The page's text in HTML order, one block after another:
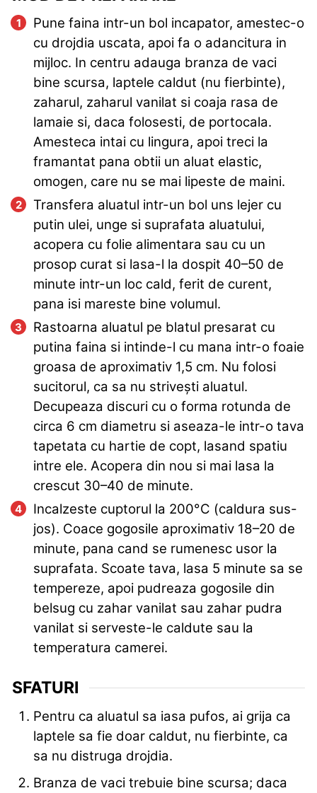
Pune faina intr-un bol incapator, amestec-o
cu drojdia uscata, apoi fa o adancitura in
mijloc. In centru adauga branza de vaci
bine scursa, laptele caldut (nu fierbinte),
zaharul, zaharul vanilat si coaja rasa de
lamaie si, daca folosesti, de portocala.
Amesteca intai cu lingura, apoi treci la
framantat pana obtii un aluat elastic,
omogen, care nu se mai lipeste de maini.
Transfera aluatul intr-un bol uns lejer cu
putin ulei, unge si suprafata aluatului,
acopera cu folie alimentara sau cu un
prosop curat si lasa-l la dospit 40–50 de
minute intr-un loc cald, ferit de curent,
pana isi mareste bine volumul.
Rastoarna aluatul pe blatul presarat cu
putina faina si intinde-l cu mana intr-o foaie
groasa de aproximativ 1,5 cm. Nu folosi
sucitorul, ca sa nu strivești aluatul.
Decupeaza discuri cu o forma rotunda de
circa 6 cm diametru si aseaza-le intr-o tava
tapetata cu hartie de copt, lasand spatiu
intre ele. Acopera din nou si mai lasa la
crescut 30–40 de minute.
Incalzeste cuptorul la 200°C (caldura sus-
jos). Coace gogosile aproximativ 18–20 de
minute, pana cand se rumenesc usor la
suprafata. Scoate tava, lasa 5 minute sa se
tempereze, apoi pudreaza gogosile din
belsug cu zahar vanilat sau zahar pudra
vanilat si serveste-le caldute sau la
temperatura camerei.
SFATURI
Pentru ca aluatul sa iasa pufos, ai grija ca
laptele sa fie doar caldut, nu fierbinte, ca
sa nu distruga drojdia.
Branza de vaci trebuie bine scursa; daca